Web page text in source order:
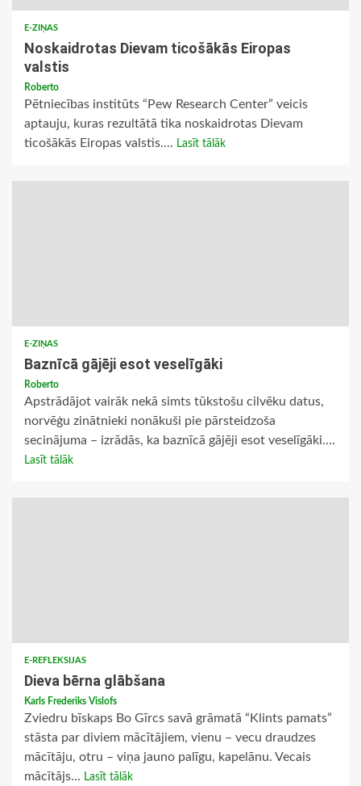
E-ZIŅAS
Noskaidrotas Dievam ticošākās Eiropas
valstis
Roberto
Pētniecības institūts “Pew Research Center” veicis
aptauju, kuras rezultātā tika noskaidrotas Dievam
ticošākās Eiropas valstis.... Lasīt tālāk
E-ZIŅAS
Baznīcā gājēji esot veselīgāki
Roberto
Apstrādājot vairāk nekā simts tūkstošu cilvēku datus,
norvēģu zinātnieki nonākuši pie pārsteidzoša
secinājuma – izrādās, ka baznīcā gājēji esot veselīgāki....
Lasīt tālāk
E-REFLEKSIJAS
Dieva bērna glābšana
Karls Frederiks Vislofs
Zviedru bīskaps Bo Gīrcs savā grāmatā “Klints pamats”
stāsta par diviem mācītājiem, vienu – vecu draudzes
mācītāju, otru – viņa jauno palīgu, kapelānu. Vecais
mācītājs... Lasīt tālāk